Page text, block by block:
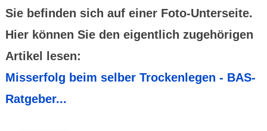
Sie befinden sich auf einer Foto-Unterseite.
Hier können Sie den eigentlich zugehörigen
Artikel lesen:
Misserfolg beim selber Trockenlegen - BAS-
Ratgeber...